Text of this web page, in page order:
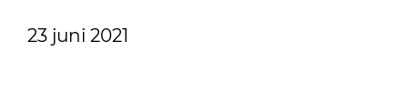
23 juni 2021